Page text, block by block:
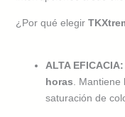
¿Por qué elegir
ALTA EFICACIA:
horas .
saturación de